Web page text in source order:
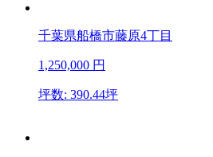
千葉県船橋市藤原4丁目
1,250,000 円
坪数: 390.44坪